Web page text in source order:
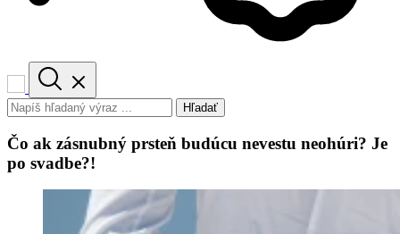
Hľadať
Čo ak zásnubný prsteň budúcu nevestu neohúri? Je
po svadbe?!